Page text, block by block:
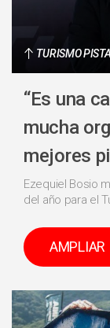
TURISMO PISTA
“Es una
mucha
mejores
Ezequiel Bosio
del año para el
AMPLIAR